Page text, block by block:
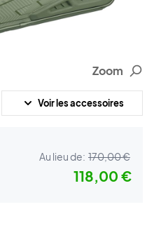
Zoom
Voir les accessoires
Au lieu de: 170,00 €
118,00 €